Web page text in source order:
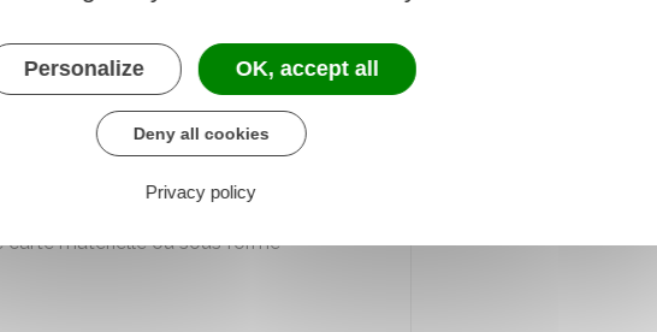
vous arrivez en France
12 et 16 ans
?
carte matérielle ou sous forme
Personalize OK, accept all
Deny all cookies
Privacy policy